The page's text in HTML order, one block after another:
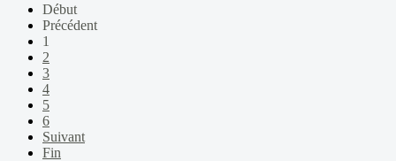
Début
Précédent
1
2
3
4
5
6
Suivant
Fin